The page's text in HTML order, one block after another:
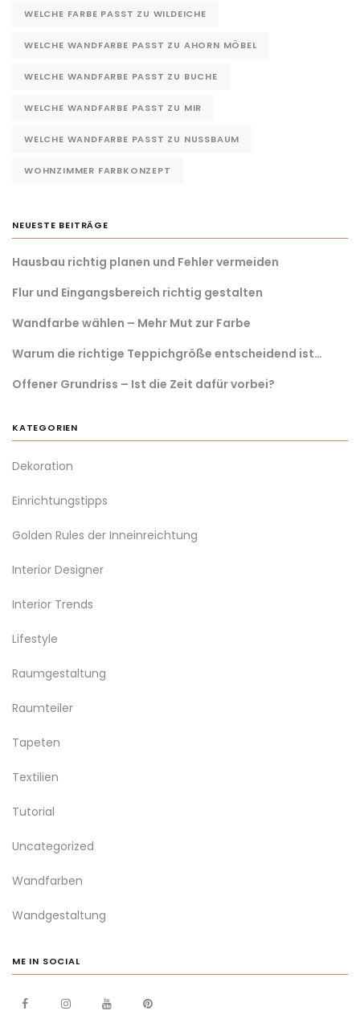
WELCHE FARBE PASST ZU WILDEICHE
WELCHE WANDFARBE PASST ZU AHORN MÖBEL
WELCHE WANDFARBE PASST ZU BUCHE
WELCHE WANDFARBE PASST ZU MIR
WELCHE WANDFARBE PASST ZU NUSSBAUM
WOHNZIMMER FARBKONZEPT
NEUESTE BEITRÄGE
Hausbau richtig planen und Fehler vermeiden
Flur und Eingangsbereich richtig gestalten
Wandfarbe wählen – Mehr Mut zur Farbe
Warum die richtige Teppichgröße entscheidend ist…
Offener Grundriss – Ist die Zeit dafür vorbei?
KATEGORIEN
Dekoration
Einrichtungstipps
Golden Rules der Inneinreichtung
Interior Designer
Interior Trends
Lifestyle
Raumgestaltung
Raumteiler
Tapeten
Textilien
Tutorial
Uncategorized
Wandfarben
Wandgestaltung
ME IN SOCIAL